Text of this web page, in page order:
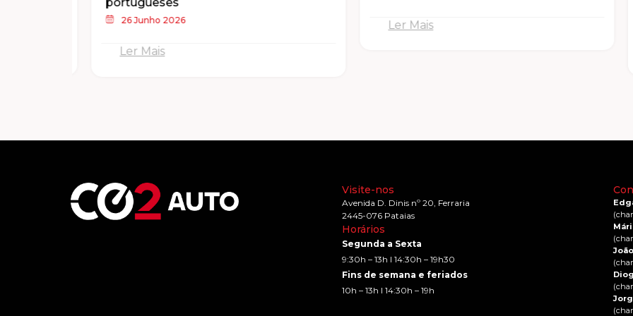
26 Junho 2026
Ler Mais
Ler Mais
Visite-nos
Avenida D. Dinis nº 20, Ferraria
2445-076 Pataias
Horários
Segunda a Sexta
9:30h – 13h I 14:30h – 19h30
Fins de semana e feriados
10h – 13h I 14:30h – 19h